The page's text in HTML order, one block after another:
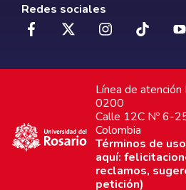
Redes sociales
Línea de
0200
Calle 12C Nº 6-
Colombia
Términos de uso
aquí:
reclamos,
petición)